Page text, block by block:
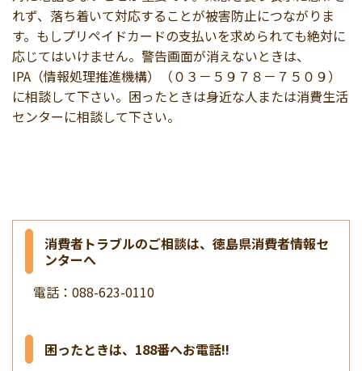
れず、落ち着いて対応することが被害防止につながりま
す。もしプリペイドカードの支払いを求められても絶対に
応じてはいけません。警告画面が消えないときは、
IPA（情報処理推進機構）（０３－５９７８－７５０９）
に相談して下さい。困ったときは身近な人または消費生活
センターに相談して下さい。
消費者トラブルのご相談は、徳島県消費者情報セ
ンターへ
電話：088-623-0110
困ったときは、188番へお電話!!